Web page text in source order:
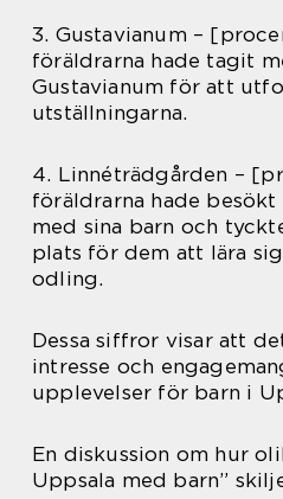
3. Gustavianum –
föräldrarna hade tagit
Gustavianum för att
utställningarna.
4. Linnéträdgården –
föräldrarna hade
med sina barn och
plats för dem att lära
odling.
Dessa siffror visar att
intresse och
upplevelser för barn i
En diskussion om hur
Uppsala med barn”